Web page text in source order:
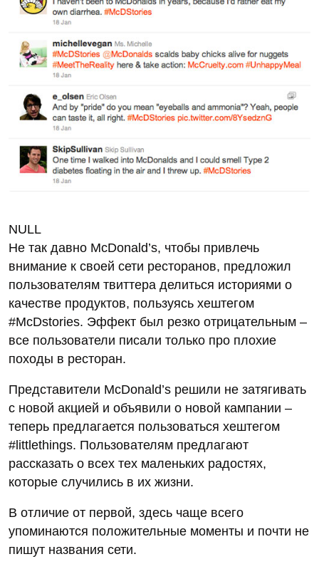
NULL
Не так давно McDonald’s, чтобы привлечь
внимание к своей сети ресторанов, предложил
пользователям твиттера делиться историями о
качестве продуктов, пользуясь хештегом
#McDstories. Эффект был резко отрицательным –
все пользователи писали только про плохие
походы в ресторан.
Представители McDonald’s решили не затягивать
с новой акцией и объявили о новой кампании –
теперь предлагается пользоваться хештегом
#littlethings. Пользователям предлагают
рассказать о всех тех маленьких радостях,
которые случились в их жизни.
В отличие от первой, здесь чаще всего
упоминаются положительные моменты и почти не
пишут названия сети.